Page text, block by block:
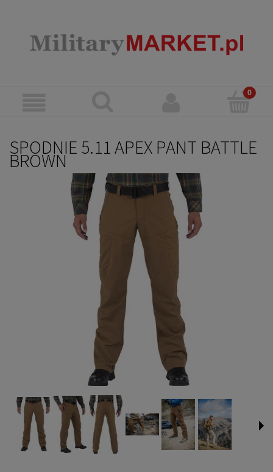
SPODNIE 5.11 APEX PANT BATTLE
BROWN